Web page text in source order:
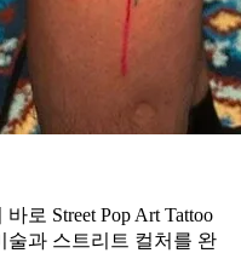
로 Street Pop Art Tattoo
술과 스트리트 컬처를 완